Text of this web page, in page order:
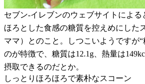
セブン-イレブンのウェブサイトによる
ほろとした食感の糖質を控えめにした
ママ）とのこと。しつこいようですが“
のが特徴で、糖質は12.1g、熱量は
摂取できるのだとか。
しっとりほろほろで素朴なスコーン